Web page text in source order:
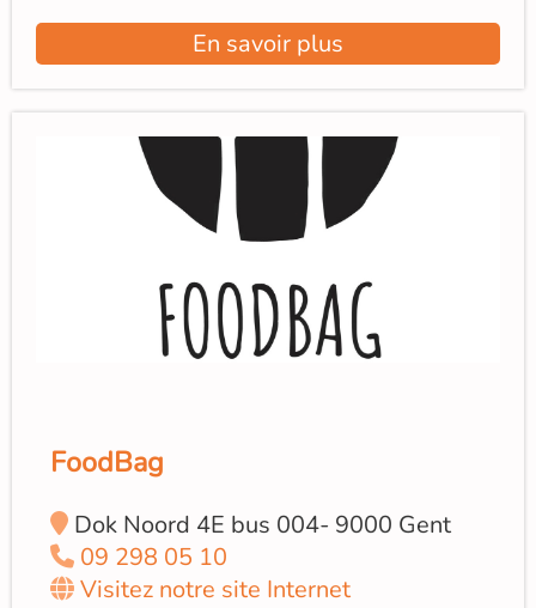
En savoir plus
FoodBag
Dok Noord 4E bus 004- 9000 Gent
09 298 05 10
Visitez notre site Internet